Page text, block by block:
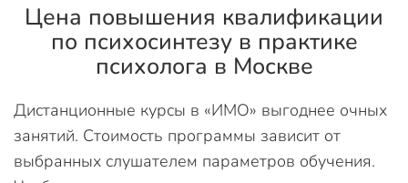
Цена повышения квалификации
по психосинтезу в практике
психолога в Москве
Дистанционные курсы в «ИМО» выгоднее очных
занятий. Стоимость программы зависит от
выбранных слушателем параметров обучения.